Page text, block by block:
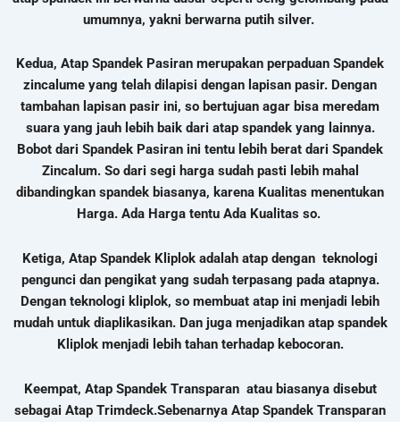
umumnya, yakni berwarna putih silver.
Kedua, Atap Spandek Pasiran merupakan perpaduan Spandek
zincalume yang telah dilapisi dengan lapisan pasir. Dengan
tambahan lapisan pasir ini, so bertujuan agar bisa meredam
suara yang jauh lebih baik dari atap spandek yang lainnya.
Bobot dari Spandek Pasiran ini tentu lebih berat dari Spandek
Zincalum. So dari segi harga sudah pasti lebih mahal
dibandingkan spandek biasanya, karena Kualitas menentukan
Harga. Ada Harga tentu Ada Kualitas so.
Ketiga, Atap Spandek Kliplok adalah atap dengan teknologi
pengunci dan pengikat yang sudah terpasang pada atapnya.
Dengan teknologi kliplok, so membuat atap ini menjadi lebih
mudah untuk diaplikasikan. Dan juga menjadikan atap spandek
Kliplok menjadi lebih tahan terhadap kebocoran.
Keempat, Atap Spandek Transparan atau biasanya disebut
sebagai Atap Trimdeck.Sebenarnya Atap Spandek Transparan